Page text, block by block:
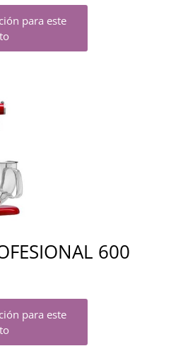
para este
600
para este